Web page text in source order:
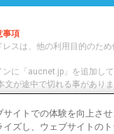
事項
レスは、他の利用目的のた
に「aucnet.jp」を追加して
文が途中で切れる事があり
ください
サイトでの体験を向上さ
イズし、ウェブサイトの